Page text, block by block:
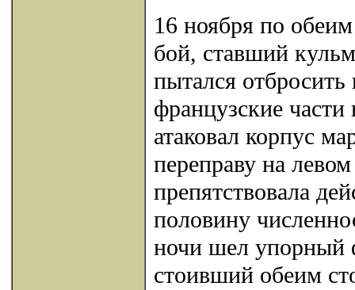
16 ноября по
бой, ставший
пытался
французские
атаковал корпус
переправу на
препятствовала
половину
ночи шел упорный
стоивший обеим